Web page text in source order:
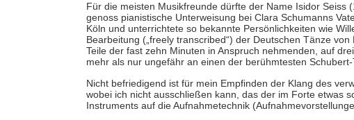
Für die meisten Musikfreunde dürfte der Name Isidor Seiss
genoss pianistische Unterweisung bei Clara Schumanns
Köln und unterrichtete so bekannte Persönlichkeiten wie
Bearbeitung („freely transcribed“) der Deutschen Tänze
Teile der fast zehn Minuten in Anspruch nehmenden, auf
mehr als nur ungefähr an einen der berühmtesten
Nicht befriedigend ist für mein Empfinden der Klang des
wobei ich nicht ausschließen kann, das der im Forte etwas
Instruments auf die Aufnahmetechnik